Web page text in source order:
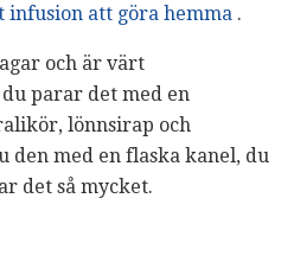
infusion att göra hemma .
och är värt
parar det med en
lönnsirap och
den med en flaska kanel, du
det så mycket.